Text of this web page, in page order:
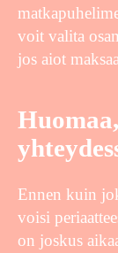
voit valita
jos aiot
Ennen kuin
voisi
on joskus